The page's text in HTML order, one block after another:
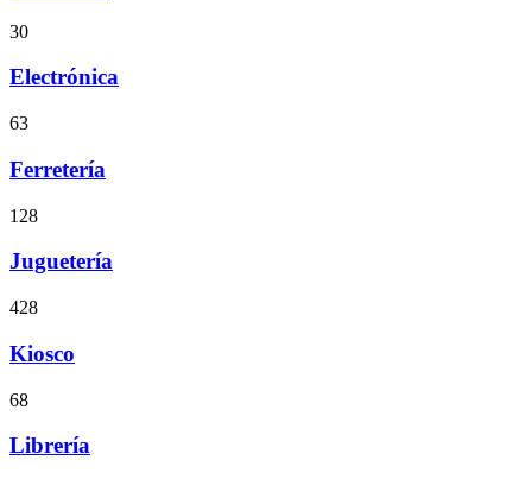
30
Electrónica
63
Ferretería
128
Juguetería
428
Kiosco
68
Librería